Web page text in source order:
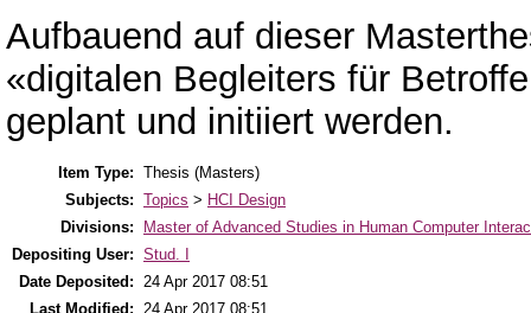
Aufbauend auf dieser
«digitalen Begleiters für
geplant und initiiert werden.
Item Type: Thesis (Masters)
Subjects: Topics > HCI Design
Divisions:
Master of Advanced Studies in Human Computer
Depositing User: Stud. I
Date Deposited: 24 Apr 2017 08:51
Last Modified:
24 Apr 2017 08:51